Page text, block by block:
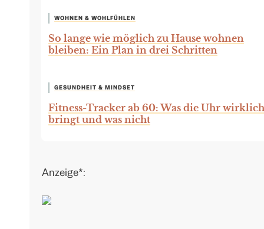
WOHNEN & WOHLFÜHLEN
So lange wie möglich zu Hause wohnen
bleiben: Ein Plan in drei Schritten
GESUNDHEIT & MINDSET
Fitness-Tracker ab 60: Was die Uhr wirklich
bringt und was nicht
Anzeige*: